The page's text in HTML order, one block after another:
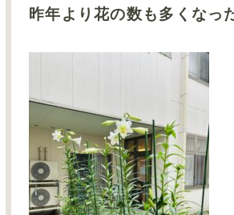
昨年より花の数も多くなっ